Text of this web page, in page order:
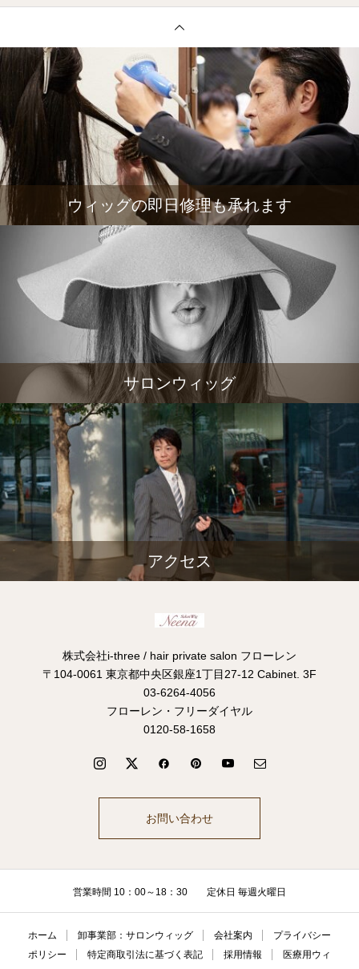
ウィッグの即日修理も承れます
サロンウィッグ
アクセス
株式会社i-three / hair private salon フローレン
〒104-0061 東京都中央区銀座1丁目27-12 Cabinet. 3F
03-6264-4056
フローレン・フリーダイヤル
0120-58-1658
お問い合わせ
営業時間 10：00～18：30 定休日 毎週火曜日
ホーム 卸事業部：サロンウィッグ 会社案内
プライバシー
ポリシー
特定商取引法に基づく表記 採用情報
医療用ウィ